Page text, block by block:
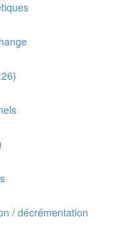
/ décrémentation